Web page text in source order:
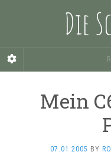
Die
Mein
07.01.2005 BY